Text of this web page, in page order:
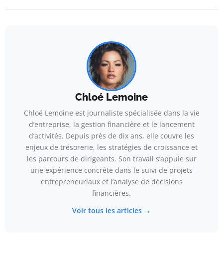
Chloé Lemoine
Chloé Lemoine est journaliste spécialisée dans la vie
d’entreprise, la gestion financière et le lancement
d’activités. Depuis près de dix ans, elle couvre les
enjeux de trésorerie, les stratégies de croissance et
les parcours de dirigeants. Son travail s’appuie sur
une expérience concrète dans le suivi de projets
entrepreneuriaux et l’analyse de décisions
financières.
Voir tous les articles →